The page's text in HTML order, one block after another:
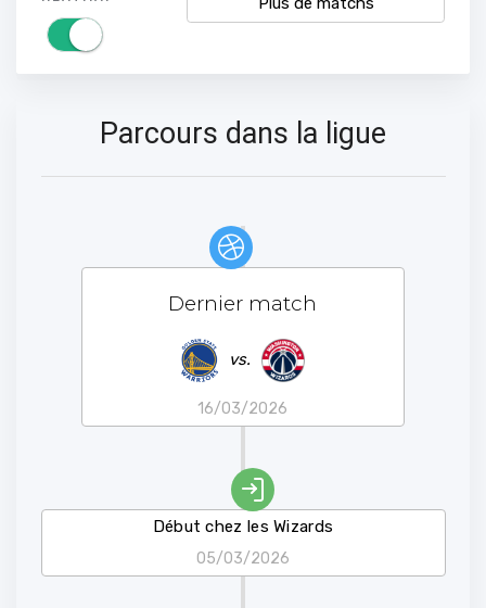
Parcours dans la ligue
Dernier match
vs.
16/03/2026
Début chez les Wizards
05/03/2026